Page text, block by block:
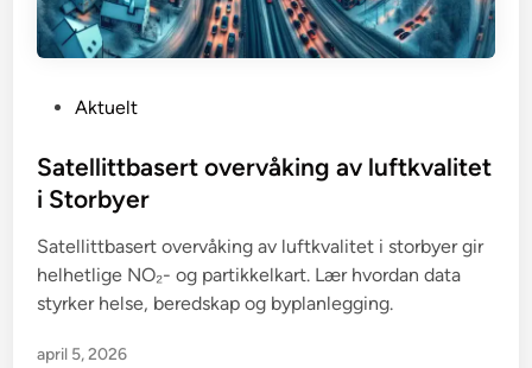
s
t
d
i
n
Aktuelt
Satellittbasert overvåking av luftkvalitet
i Storbyer
Satellittbasert overvåking av luftkvalitet i storbyer gir
helhetlige NO₂- og partikkelkart. Lær hvordan data
styrker helse, beredskap og byplanlegging.
april 5, 2026